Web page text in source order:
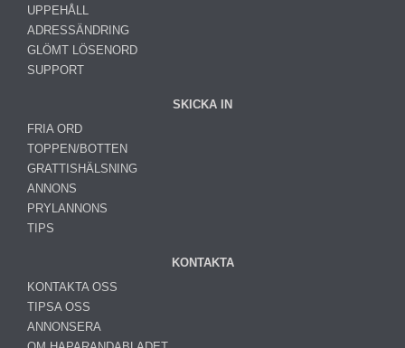
UPPEHÅLL
ADRESSÄNDRING
GLÖMT LÖSENORD
SUPPORT
SKICKA IN
FRIA ORD
TOPPEN/BOTTEN
GRATTISHÄLSNING
ANNONS
PRYLANNONS
TIPS
KONTAKTA
KONTAKTA OSS
TIPSA OSS
ANNONSERA